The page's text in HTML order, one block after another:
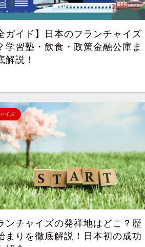
ガイド】日本のフランチャイズ
学習塾・飲食・政策金融公庫ま
解説！
イズ
ンチャイズの発祥地はどこ？歴
まりを徹底解説！日本初の成功